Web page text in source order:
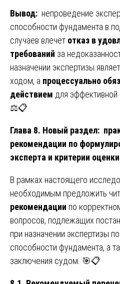
Вывод: непроведение
способности фундамента в
случаев влечёт отказ в
требований за
назначении экспертизы
ходом, а процессуально
действием для
⚖️📋
Глава 8. Новый раздел:
рекомендации по
эксперта и критерии
В рамках настоящего
необходимым предложить
рекомендации по
вопросов, подлежащих
при назначении экспертизы
способности фундамента, а
заключения судом. 🎯📋